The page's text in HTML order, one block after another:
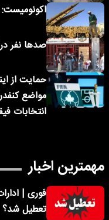
اکونومیست:
صدها نفر
حمایت از
مواضع
انتخابات
مهمترین اخبار
تعطیل شد؟